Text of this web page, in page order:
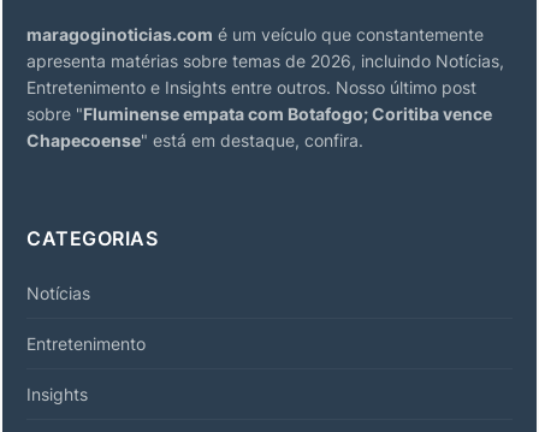
maragoginoticias.com é um veículo que constantemente
apresenta matérias sobre temas de 2026, incluindo Notícias,
Entretenimento e Insights entre outros. Nosso último post
sobre "Fluminense empata com Botafogo; Coritiba vence
Chapecoense" está em destaque, confira.
CATEGORIAS
Notícias
Entretenimento
Insights